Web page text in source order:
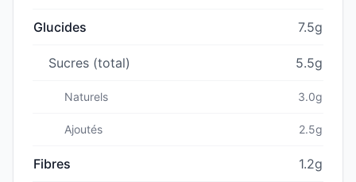
Glucides 7.5g
Sucres (total) 5.5g
Naturels 3.0g
Ajoutés 2.5g
Fibres 1.2g